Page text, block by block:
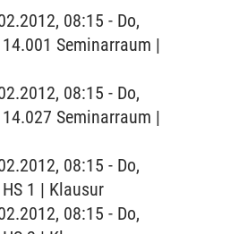
08:15 - Do,
Seminarraum |
08:15 - Do,
Seminarraum |
08:15 - Do,
1 | Klausur
08:15 - Do,